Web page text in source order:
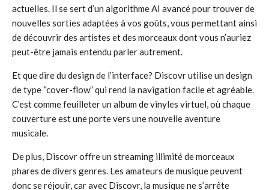
actuelles. Il se sert d’un algorithme AI avancé pour trouver de
nouvelles sorties adaptées à vos goûts, vous permettant ainsi
de découvrir des artistes et des morceaux dont vous n’auriez
peut-être jamais entendu parler autrement.
Et que dire du design de l’interface? Discovr utilise un design
de type “cover-flow” qui rend la navigation facile et agréable.
C’est comme feuilleter un album de vinyles virtuel, où chaque
couverture est une porte vers une nouvelle aventure
musicale.
De plus, Discovr offre un streaming illimité de morceaux
phares de divers genres. Les amateurs de musique peuvent
donc se réjouir, car avec Discovr, la musique ne s’arrête